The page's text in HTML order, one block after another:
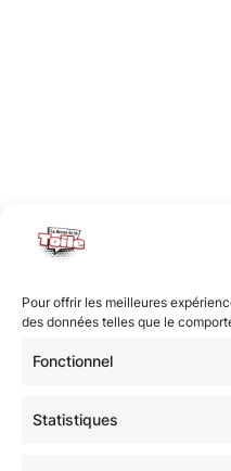
Pour offrir les meilleures
des données telles que le
Fonctionnel
Statistiques